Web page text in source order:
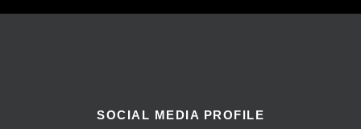
SOCIAL MEDIA PROFILE